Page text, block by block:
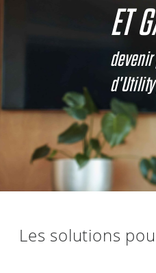
ET
Les solutions